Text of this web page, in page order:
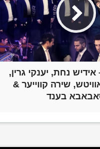
נחת, יענקי גרין,
שירה קווייער &
בענד